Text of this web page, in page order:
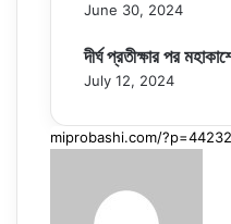
June 30, 2024
দীর্ঘ প্রতীক্ষার পর
July 12, 2024